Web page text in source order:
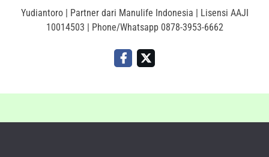
Yudiantoro | Partner dari Manulife Indonesia | Lisensi AAJI
10014503 | Phone/Whatsapp 0878-3953-6662